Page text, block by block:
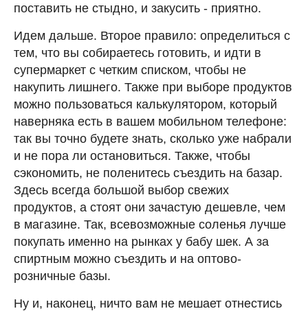
поставить не стыдно, и закусить - приятно.
Идем дальше. Второе правило: определиться с
тем, что вы собираетесь готовить, и идти в
супермаркет с четким списком, чтобы не
накупить лишнего. Также при выборе продуктов
можно пользоваться калькулятором, который
наверняка есть в вашем мобильном телефоне:
так вы точно будете знать, сколько уже набрали
и не пора ли остановиться. Также, чтобы
сэкономить, не поленитесь съездить на базар.
Здесь всегда большой выбор свежих
продуктов, а стоят они зачастую дешевле, чем
в магазине. Так, всевозможные соленья лучше
покупать именно на рынках у бабу шек. А за
спиртным можно съездить и на оптово-
розничные базы.
Ну и, наконец, ничто вам не мешает отнестись